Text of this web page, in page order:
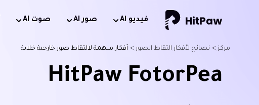
فيديو Al صور AI صوت AI
مركز > نصائح لأفكار التقاط الصور > أفكار ملهمة لالتقاط صور خارجية خلابة
HitPaw FotorPea